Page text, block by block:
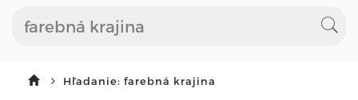
Hľadanie: farebná krajina